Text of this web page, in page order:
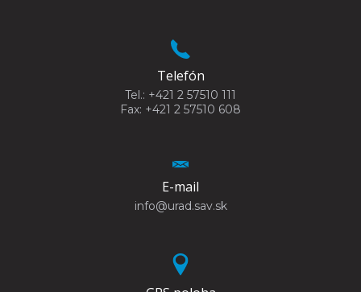
Telefón
Tel.: +421 2 57510 111
Fax: +421 2 57510 608
E-mail
info@urad.sav.sk